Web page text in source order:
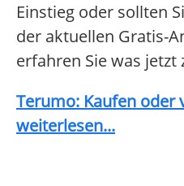
Einstieg oder sollten
der aktuellen Gratis-
erfahren Sie was jetzt
Terumo: Kaufen oder
weiterlesen...